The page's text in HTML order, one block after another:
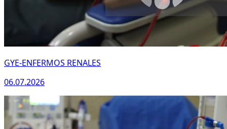
GYE-ENFERMOS RENALES
06.07.2026